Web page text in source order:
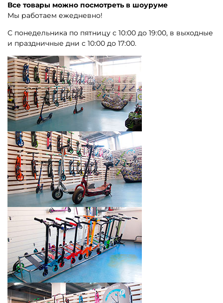
Все товары можно посмотреть в шоуруме
Мы работаем ежедневно!
С понедельника по пятницу с 10:00 до 19:00, в выходные
и праздничные дни с 10:00 до 17:00.